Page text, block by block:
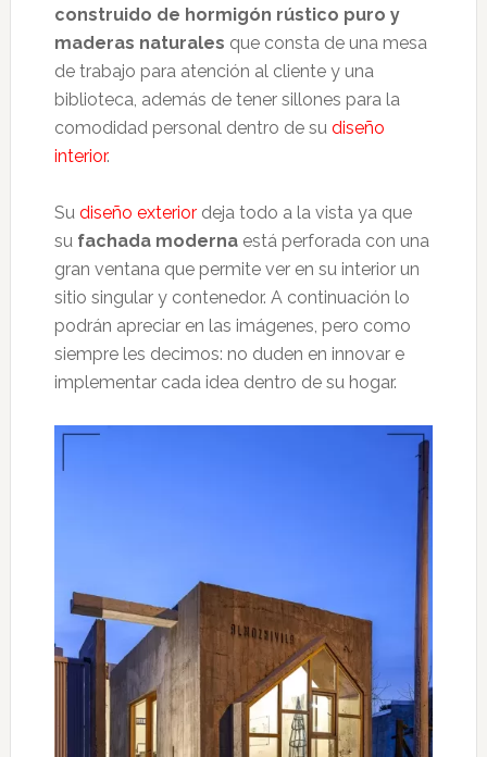
construido de hormigón rústico puro y
maderas naturales que consta de una mesa
de trabajo para atención al cliente y una
biblioteca, además de tener sillones para la
comodidad personal dentro de su diseño
interior.
Su diseño exteriordeja todo a la vista ya que
su fachada modernaestá perforada con una
gran ventana que permite ver en su interior un
sitio singular y contenedor. A continuación lo
podrán apreciar en las imágenes, pero como
siempre les decimos: no duden en innovar e
implementar cada idea dentro de su hogar.